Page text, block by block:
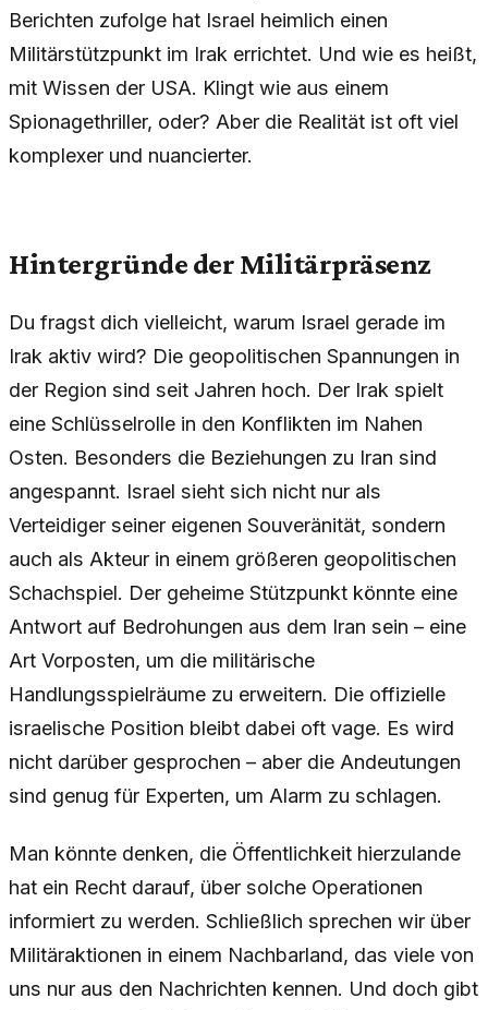
Berichten zufolge hat Israel heimlich einen
Militärstützpunkt im Irak errichtet. Und wie es heißt,
mit Wissen der USA. Klingt wie aus einem
Spionagethriller, oder? Aber die Realität ist oft viel
komplexer und nuancierter.
Hintergründe der Militärpräsenz
Du fragst dich vielleicht, warum Israel gerade im
Irak aktiv wird? Die geopolitischen Spannungen in
der Region sind seit Jahren hoch. Der Irak spielt
eine Schlüsselrolle in den Konflikten im Nahen
Osten. Besonders die Beziehungen zu Iran sind
angespannt. Israel sieht sich nicht nur als
Verteidiger seiner eigenen Souveränität, sondern
auch als Akteur in einem größeren geopolitischen
Schachspiel. Der geheime Stützpunkt könnte eine
Antwort auf Bedrohungen aus dem Iran sein – eine
Art Vorposten, um die militärische
Handlungsspielräume zu erweitern. Die offizielle
israelische Position bleibt dabei oft vage. Es wird
nicht darüber gesprochen – aber die Andeutungen
sind genug für Experten, um Alarm zu schlagen.
Man könnte denken, die Öffentlichkeit hierzulande
hat ein Recht darauf, über solche Operationen
informiert zu werden. Schließlich sprechen wir über
Militäraktionen in einem Nachbarland, das viele von
uns nur aus den Nachrichten kennen. Und doch gibt